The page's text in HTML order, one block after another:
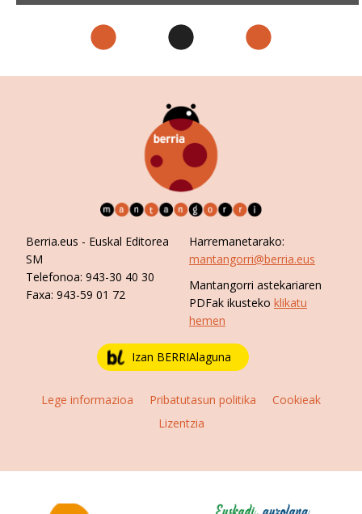
Berria.eus - Euskal Editorea
SM
Telefonoa: 943-30 40 30
Faxa: 943-59 01 72
Harremanetarako:
mantangorri@berria.eus
Mantangorri astekariaren
PDFak ikusteko klikatu
hemen
Izan BERRIAlaguna
Lege informazioa Pribatutasun politika
Cookieak
Lizentzia